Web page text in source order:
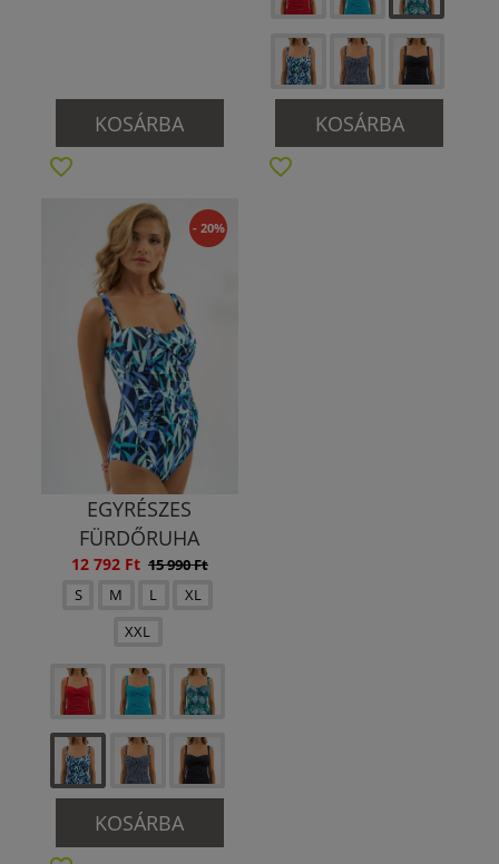
KOSÁRBA KOSÁRBA
- 20%
EGYRÉSZES
FÜRDŐRUHA
12 792 Ft 15 990 Ft
S
M L
XL
XXL
KOSÁRBA